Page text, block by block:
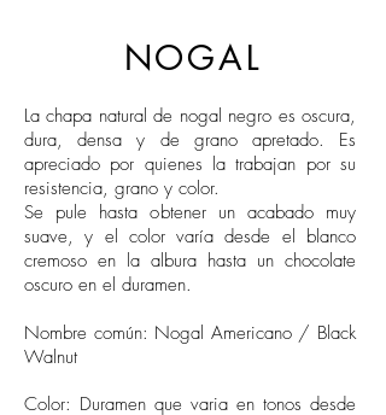
NOGAL
La chapa natural de nogal negro es oscura,
dura, densa y de grano apretado. Es
apreciado por quienes la trabajan por su
resistencia, grano y color.
Se pule hasta obtener un acabado muy
suave, y el color varía desde el blanco
cremoso en la albura hasta un chocolate
oscuro en el duramen.
Nombre común: Nogal Americano / Black
Walnut
Color: Duramen que varia en tonos desde